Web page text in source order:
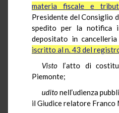
materia fiscale e
Presidente del Consiglio
spedito per la notifica
depositato in
iscritto al n. 43 del
Visto l’atto di
Piemonte;
uditonell’udienza
il Giudice relatore Franco